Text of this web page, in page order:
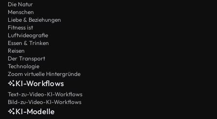
Die Natur
Menschen
Liebe & Beziehungen
Fitness ist
Luftvideografie
Essen & Trinken
Reisen
Der Transport
Technologie
Zoom virtuelle Hintergründe
KI-Workflows
Text-zu-Video-KI-Workflows
Bild-zu-Video-KI-Workflows
KI-Modelle